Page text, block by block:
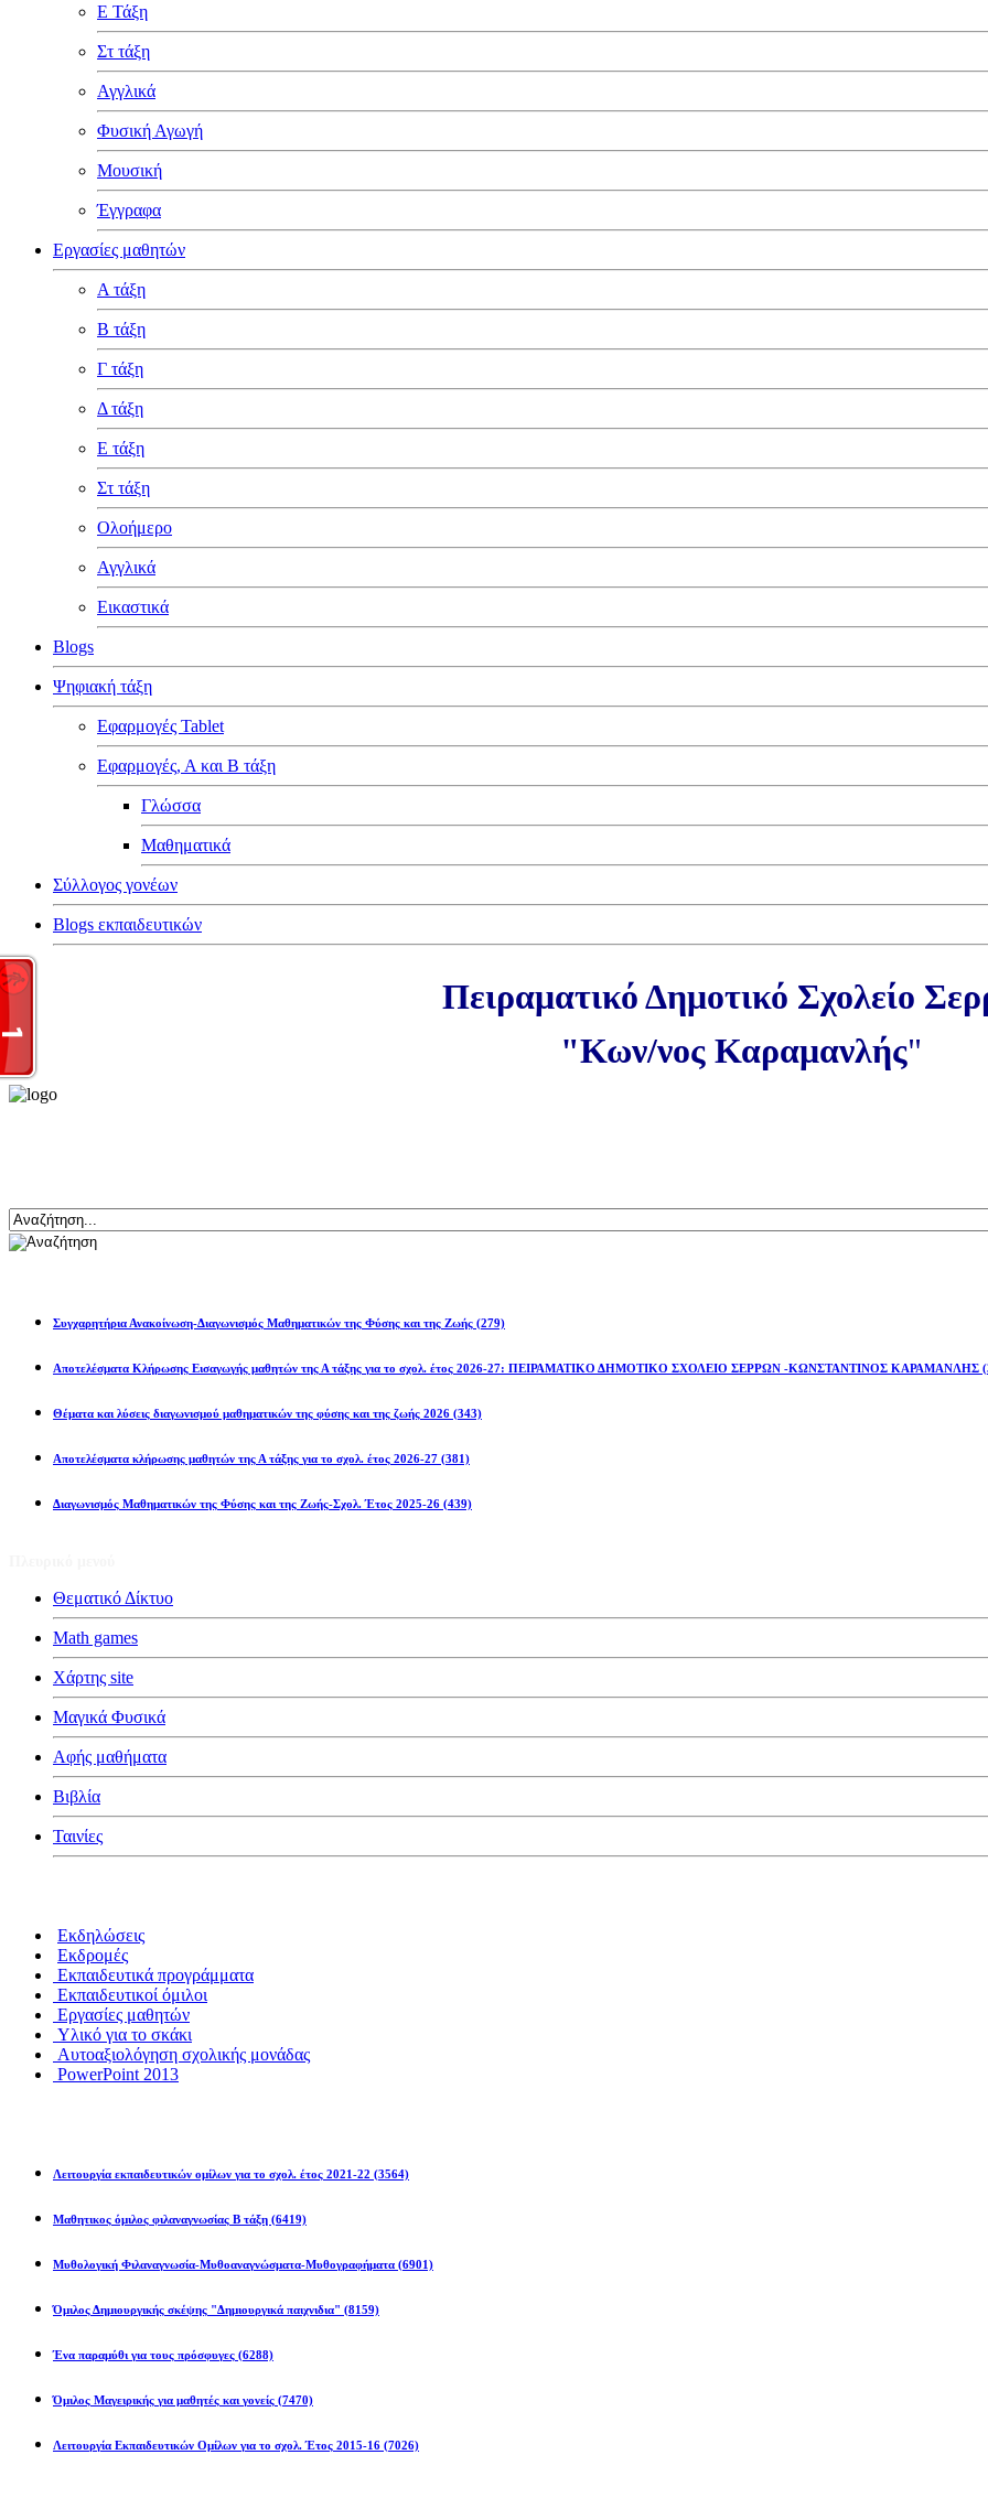
Ε Τάξη
Στ τάξη
Αγγλικά
Φυσική Αγωγή
Μουσική
Έγγραφα
Εργασίες μαθητών
Α τάξη
Β τάξη
Γ τάξη
Δ τάξη
Ε τάξη
Στ τάξη
Ολοήμερο
Αγγλικά
Εικαστικά
Blogs
Ψηφιακή τάξη
Εφαρμογές Tablet
Εφαρμογές, Α και Β τάξη
Γλώσσα
Μαθηματικά
Σύλλογος γονέων
Blogs εκπαιδευτικών
Πειραματικό Δημοτικό Σχολείο
"Κων/νος Καραμανλής"
Συγχαρητήρια Ανακοίνωση-Διαγωνισμός Μαθηματικών της Φύσης και της Ζωής (279)
Αποτελέσματα Κλήρωσης Εισαγωγής μαθητών της Α τάξης για το σχολ. έτος 2026-27: ΠΕΙΡΑΜΑΤΙΚΟ ΔΗΜΟΤΙΚΟ ΣΧΟΛΕΙΟ ΣΕΡΡΩΝ -ΚΩΝΣΤΑΝΤΙΝΟΣ ΚΑΡΑΜΑΝΛΗΣ
Θέματα και λύσεις διαγωνισμού μαθηματικών της φύσης και της ζωής 2026 (343)
Αποτελέσματα κλήρωσης μαθητών της Α τάξης για το σχολ. έτος 2026-27 (381)
Διαγωνισμός Μαθηματικών της Φύσης και της Ζωής-Σχολ. Έτος 2025-26 (439)
Θεματικό Δίκτυο
Math games
Χάρτης site
Μαγικά Φυσικά
Αφής μαθήματα
Βιβλία
Ταινίες
Εκδηλώσεις
Εκδρομές
Εκπαιδευτικά προγράμματα
Εκπαιδευτικοί όμιλοι
Εργασίες μαθητών
Υλικό για το σκάκι
Αυτοαξιολόγηση σχολικής μονάδας
PowerPoint 2013
Λειτουργία εκπαιδευτικών ομίλων για το σχολ. έτος 2021-22 (3564)
Μαθητικος όμιλος φιλαναγνωσίας Β τάξη (6419)
Μυθολογική Φιλαναγνωσία-Μυθοαναγνώσματα-Μυθογραφήματα (6901)
Όμιλος Δημιουργικής σκέψης "Δημιουργικά παιχνιδια" (8159)
Ένα παραμύθι για τους πρόσφυγες (6288)
Όμιλος Μαγειρικής για μαθητές και γονείς (7470)
Λειτουργία Εκπαιδευτικών Ομίλων για το σχολ. Έτος 2015-16 (7026)